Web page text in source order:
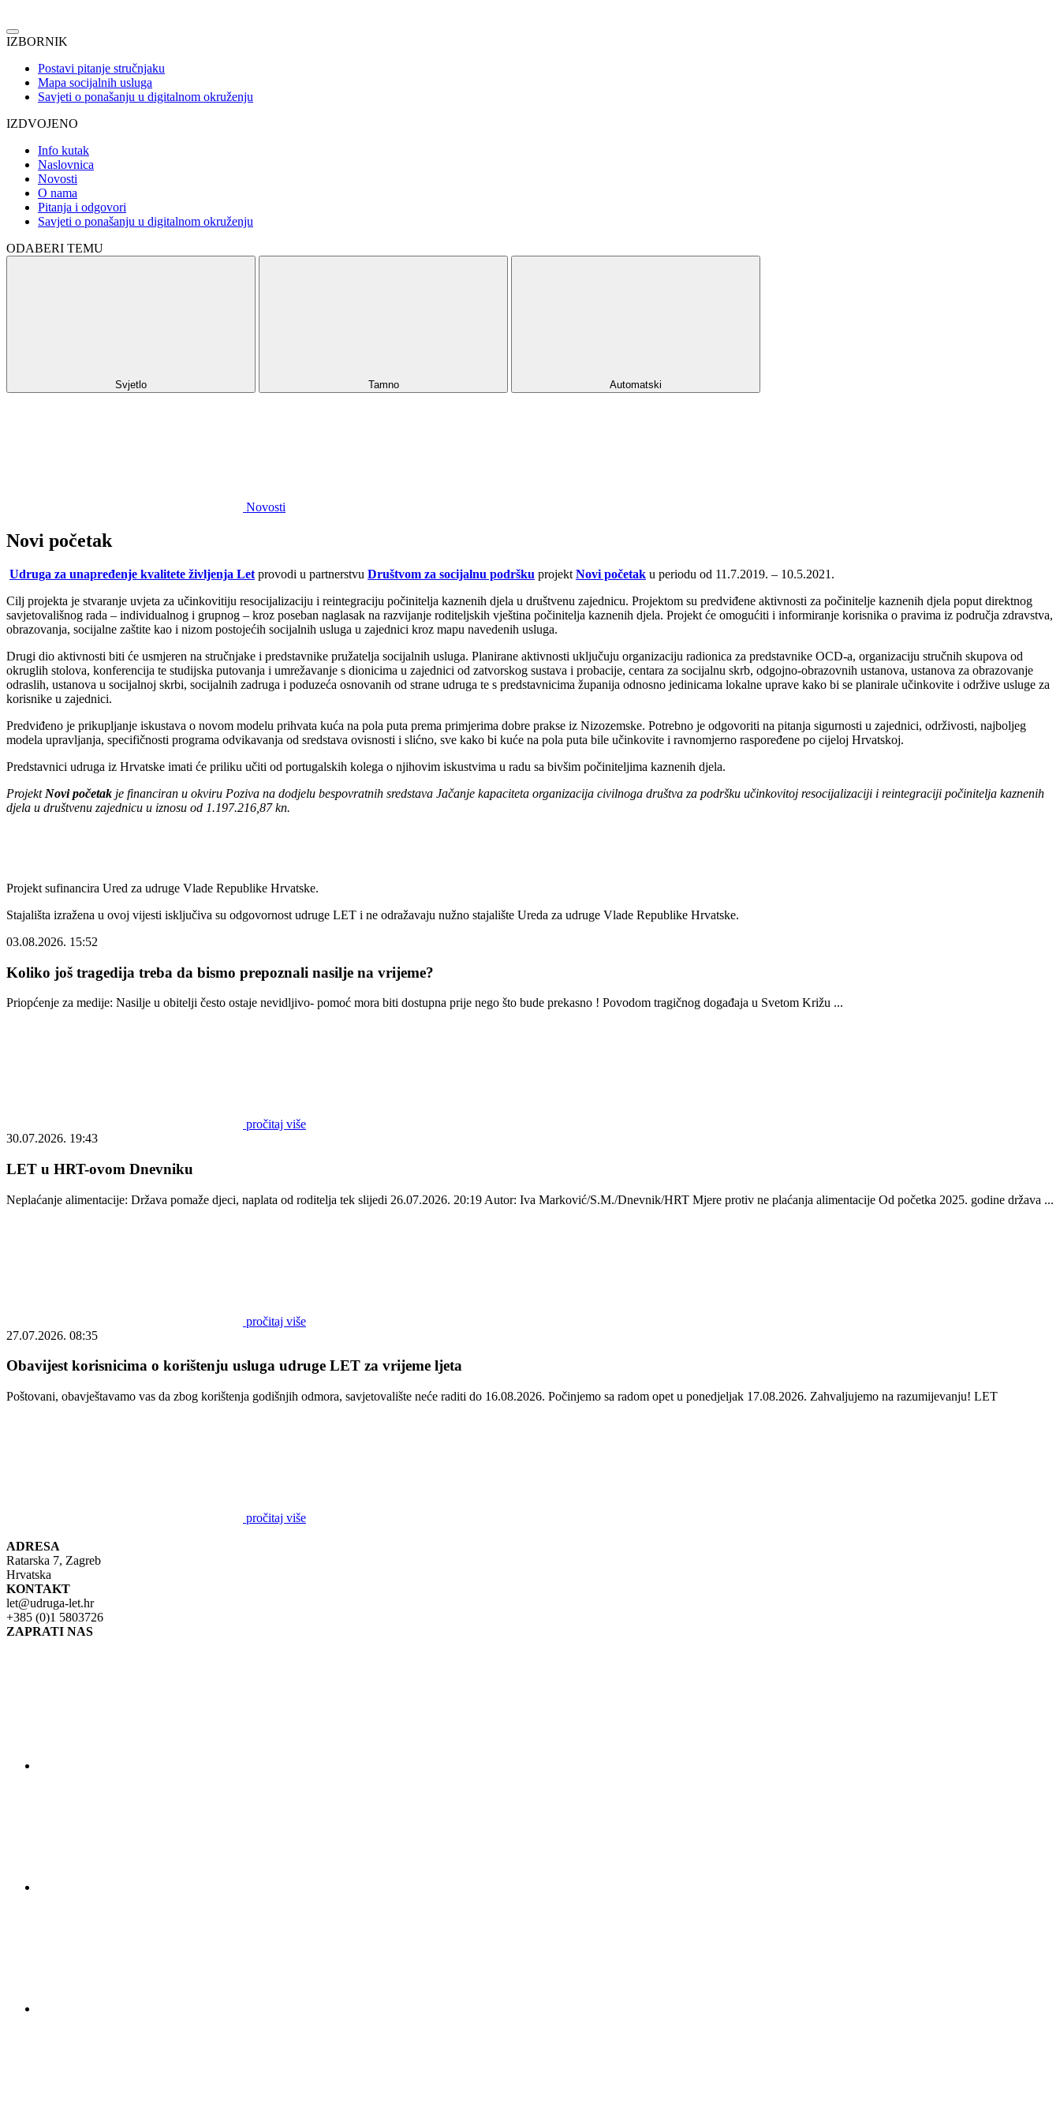
IZBORNIK
Postavi pitanje stručnjaku
Mapa socijalnih usluga
Savjeti o ponašanju u digitalnom okruženju
IZDVOJENO
Info kutak
Naslovnica
Novosti
O nama
Pitanja i odgovori
Savjeti o ponašanju u digitalnom okruženju
ODABERI TEMU
Svjetlo Tamno Automatski
Novosti
Novi početak
Udruga za unapređenje kvalitete življenja Let provodi u partnerstvu Društvom za socijalnu podršku projekt Novi početak u periodu od 11.7.2019. – 10.5.2021.
Cilj projekta je stvaranje uvjeta za učinkovitiju resocijalizaciju i reintegraciju počinitelja kaznenih djela u društvenu zajednicu. Projektom su predviđene aktivnosti za počinitelje kaznenih djela poput direktnog
savjetovališnog rada – individualnog i grupnog – kroz poseban naglasak na razvijanje roditeljskih vještina počinitelja kaznenih djela. Projekt će omogućiti i informiranje korisnika o pravima iz područja zdravstva,
obrazovanja, socijalne zaštite kao i nizom postojećih socijalnih usluga u zajednici kroz mapu navedenih usluga.
Drugi dio aktivnosti biti će usmjeren na stručnjake i predstavnike pružatelja socijalnih usluga. Planirane aktivnosti uključuju organizaciju radionica za predstavnike OCD-a, organizaciju stručnih skupova od
okruglih stolova, konferencija te studijska putovanja i umrežavanje s dionicima u zajednici od zatvorskog sustava i probacije, centara za socijalnu skrb, odgojno-obrazovnih ustanova, ustanova za obrazovanje
odraslih, ustanova u socijalnoj skrbi, socijalnih zadruga i poduzeća osnovanih od strane udruga te s predstavnicima županija odnosno jedinicama lokalne uprave kako bi se planirale učinkovite i održive usluge za
korisnike u zajednici.
Predviđeno je prikupljanje iskustava o novom modelu prihvata kuća na pola puta prema primjerima dobre prakse iz Nizozemske. Potrebno je odgovoriti na pitanja sigurnosti u zajednici, održivosti, najboljeg
modela upravljanja, specifičnosti programa odvikavanja od sredstava ovisnosti i slićno, sve kako bi kuće na pola puta bile učinkovite i ravnomjerno raspoređene po cijeloj Hrvatskoj.
Predstavnici udruga iz Hrvatske imati će priliku učiti od portugalskih kolega o njihovim iskustvima u radu sa bivšim počiniteljima kaznenih djela.
Projekt Novi početak je financiran u okviru Poziva na dodjelu bespovratnih sredstava Jačanje kapaciteta organizacija civilnoga društva za podršku učinkovitoj resocijalizaciji i reintegraciji počinitelja kaznenih
djela u društvenu zajednicu u iznosu od 1.197.216,87 kn.
Projekt sufinancira Ured za udruge Vlade Republike Hrvatske.
Stajališta izražena u ovoj vijesti isključiva su odgovornost udruge LET i ne odražavaju nužno stajalište Ureda za udruge Vlade Republike Hrvatske.
03.08.2026. 15:52
Koliko još tragedija treba da bismo prepoznali nasilje na vrijeme?
Priopćenje za medije: Nasilje u obitelji često ostaje nevidljivo- pomoć mora biti dostupna prije nego što bude prekasno ! Povodom tragičnog događaja u Svetom Križu ...
pročitaj više
30.07.2026. 19:43
LET u HRT-ovom Dnevniku
Neplaćanje alimentacije: Država pomaže djeci, naplata od roditelja tek slijedi 26.07.2026. 20:19 Autor: Iva Marković/S.M./Dnevnik/HRT Mjere protiv ne plaćanja alimentacije Od početka 2025. godine država ...
pročitaj više
27.07.2026. 08:35
Obavijest korisnicima o korištenju usluga udruge LET za vrijeme ljeta
Poštovani, obavještavamo vas da zbog korištenja godišnjih odmora, savjetovalište neće raditi do 16.08.2026. Počinjemo sa radom opet u ponedjeljak 17.08.2026. Zahvaljujemo na razumijevanju! LET
pročitaj više
ADRESA
Ratarska 7, Zagreb
Hrvatska
KONTAKT
let@udruga-let.hr
+385 (0)1 5803726
ZAPRATI NAS